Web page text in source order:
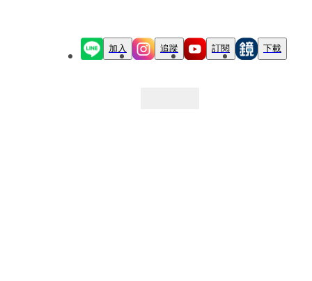
加入 追蹤 訂閱 下載